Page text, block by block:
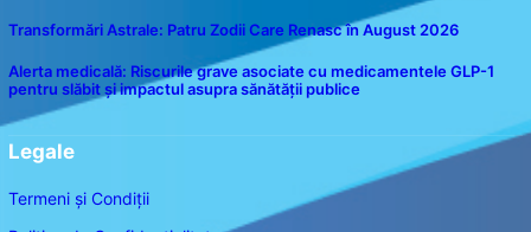
Transformări Astrale: Patru Zodii Care Renasc în August 2026
Alerta medicală: Riscurile grave asociate cu medicamentele GLP-1
pentru slăbit și impactul asupra sănătății publice
Legale
Termeni și Condiții